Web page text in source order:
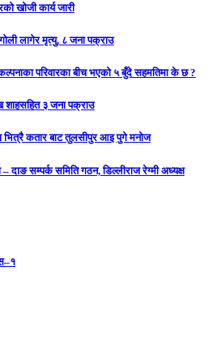
खोजी कार्य जारी
लागेर मृत्यु, ८ जना पक्राउ
परिवारका बीच भएको ५ बुँदे सहमतिमा के छ ?
शाहसहित ३ जना पक्राउ
भित्रै कतार बाट तुलसीपुर आइ पुगे मनोज
– दाङ सम्पर्क समिति गठन, डिल्लीराज रेग्मी अध्यक्ष